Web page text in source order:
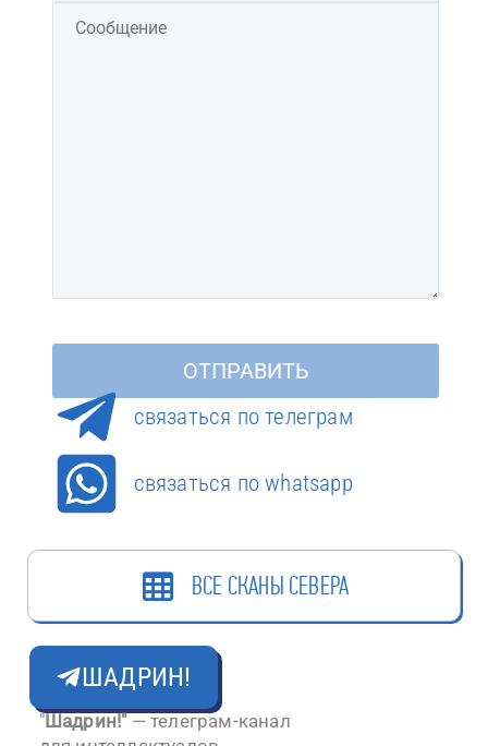
cвязаться по телеграм
связаться по whatsapp
ВСЕ СКАНЫ СЕВЕРА
ШАДРИН!
"Шадрин!"— телеграм-канал